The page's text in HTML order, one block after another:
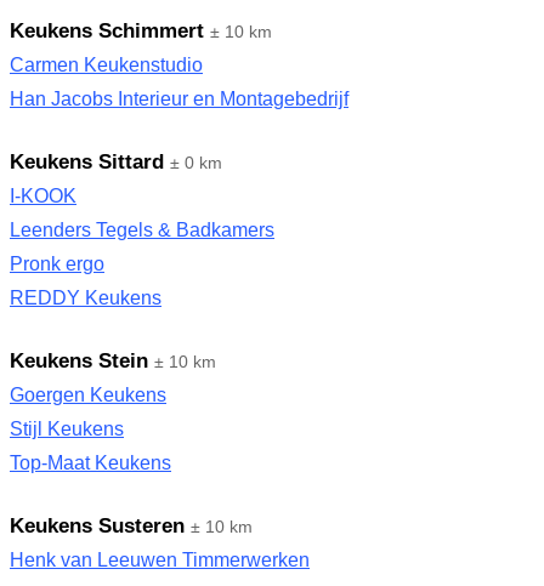
Keukens Schimmert ± 10 km
Carmen Keukenstudio
Han Jacobs Interieur en Montagebedrijf
Keukens Sittard ± 0 km
I-KOOK
Leenders Tegels & Badkamers
Pronk ergo
REDDY Keukens
Keukens Stein ± 10 km
Goergen Keukens
Stijl Keukens
Top-Maat Keukens
Keukens Susteren ± 10 km
Henk van Leeuwen Timmerwerken